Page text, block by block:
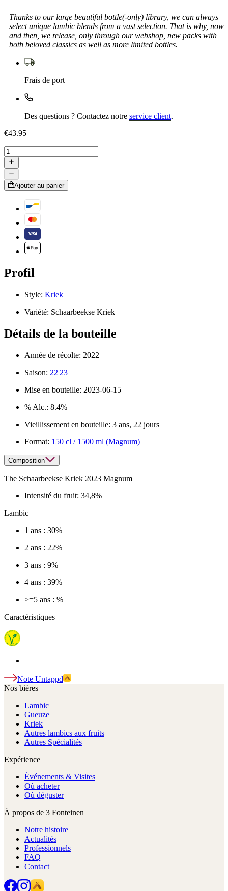
Thanks to our large beautiful bottle(-only) library, we can always
select unique lambic blends from a vast selection. That is why, now
and then, we release, only through our webshop, new packs with
both beloved classics as well as more limited bottles.
Frais de port
Des questions ? Contactez notre service client.
€43.95
Ajouter au panier
Profil
Style: Kriek
Variété: Schaarbeekse Kriek
Détails de la bouteille
Année de récolte: 2022
Saison: 22|23
Mise en bouteille: 2023-06-15
% Alc.: 8.4%
Vieillissement en bouteille: 3 ans, 22 jours
Format: 150 cl / 1500 ml (Magnum)
Composition
The Schaarbeekse Kriek 2023 Magnum
Intensité du fruit: 34,8%
Lambic
1 ans : 30%
2 ans : 22%
3 ans : 9%
4 ans : 39%
>=5 ans : %
Caractéristiques
Note Untappd
Nos bières
Lambic
Gueuze
Kriek
Autres lambics aux fruits
Autres Spécialités
Expérience
Événements & Visites
Où acheter
Où déguster
À propos de 3 Fonteinen
Notre histoire
Actualités
Professionnels
FAQ
Contact